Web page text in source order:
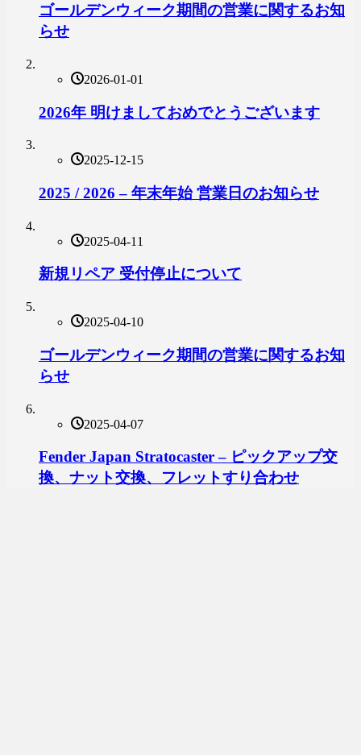
ゴールデンウィーク期間の営業に関するお知
らせ
2026-01-01
2026年 明けましておめでとうございます
2025-12-15
2025 / 2026 – 年末年始 営業日のお知らせ
2025-04-11
新規リペア 受付停止について
2025-04-10
ゴールデンウィーク期間の営業に関するお知
らせ
2025-04-07
Fender Japan Stratocaster – ピックアップ交
換、ナット交換、フレットすり合わせ